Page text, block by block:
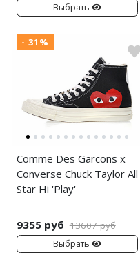
Выбрать
- 31%
Comme Des Garcons x
Converse Chuck Taylor All
Star Hi 'Play'
9355 руб 13607 руб
Выбрать